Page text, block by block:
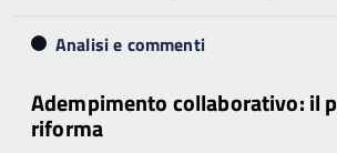
Analisi e commenti
Adempimento collaborativo: il
riforma